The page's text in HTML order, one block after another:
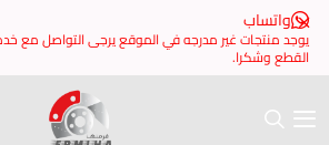
مدرجه في الموقع يرجى التواصل مع خدمة العملاء للتاكد